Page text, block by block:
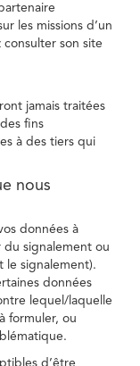
les missions d’un
son site
jamais traitées
fins
à des tiers qui
nous
données à
du signalement ou
le signalement).
données
lequel/laquelle
formuler, ou
d’être